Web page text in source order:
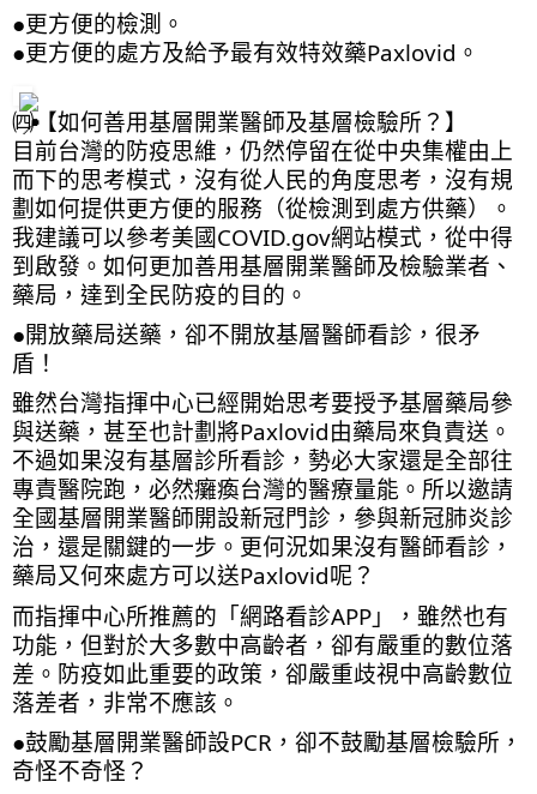
●更方便的檢測。
●更方便的處方及給予最有效特效藥Paxlovid。
㈣【如何善用基層開業醫師及基層檢驗所？】
目前台灣的防疫思維，仍然停留在從中央集權由上
而下的思考模式，沒有從人民的角度思考，沒有規
劃如何提供更方便的服務（從檢測到處方供藥）。
我建議可以參考美國COVID.gov網站模式，從中得
到啟發。如何更加善用基層開業醫師及檢驗業者、
藥局，達到全民防疫的目的。
●開放藥局送藥，卻不開放基層醫師看診，很矛
盾！
雖然台灣指揮中心已經開始思考要授予基層藥局參
與送藥，甚至也計劃將Paxlovid由藥局來負責送。
不過如果沒有基層診所看診，勢必大家還是全部往
專責醫院跑，必然癱瘓台灣的醫療量能。所以邀請
全國基層開業醫師開設新冠門診，參與新冠肺炎診
治，還是關鍵的一步。更何況如果沒有醫師看診，
藥局又何來處方可以送Paxlovid呢？
而指揮中心所推薦的「網路看診APP」，雖然也有
功能，但對於大多數中高齡者，卻有嚴重的數位落
差。防疫如此重要的政策，卻嚴重歧視中高齡數位
落差者，非常不應該。
●鼓勵基層開業醫師設PCR，卻不鼓勵基層檢驗所，
奇怪不奇怪？